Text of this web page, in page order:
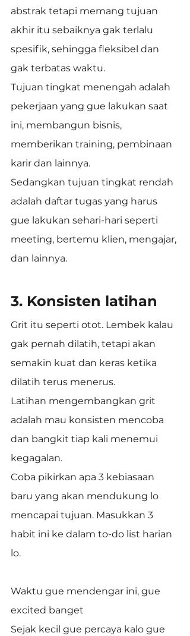
abstrak tetapi memang tujuan
akhir itu sebaiknya gak terlalu
spesifik, sehingga fleksibel dan
gak terbatas waktu.
Tujuan tingkat menengah adalah
pekerjaan yang gue lakukan saat
ini, membangun bisnis,
memberikan training, pembinaan
karir dan lainnya.
Sedangkan tujuan tingkat rendah
adalah daftar tugas yang harus
gue lakukan sehari-hari seperti
meeting, bertemu klien, mengajar,
dan lainnya.
3. Konsisten latihan
Grit itu seperti otot. Lembek kalau
gak pernah dilatih, tetapi akan
semakin kuat dan keras ketika
dilatih terus menerus.
Latihan mengembangkan grit
adalah mau konsisten mencoba
dan bangkit tiap kali menemui
kegagalan.
Coba pikirkan apa 3 kebiasaan
baru yang akan mendukung lo
mencapai tujuan. Masukkan 3
habit ini ke dalam to-do list harian
lo.
Waktu gue mendengar ini, gue
excited banget
Sejak kecil gue percaya kalo gue